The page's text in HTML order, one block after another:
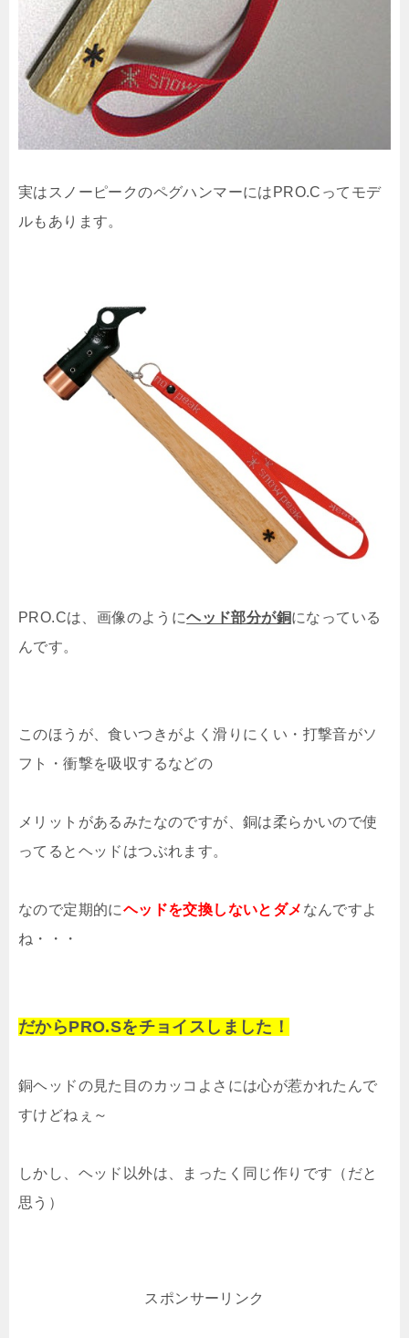
実はスノーピークのペグハンマーにはPRO.Cってモデ
ルもあります。
PRO.Cは、画像のようにヘッド部分が銅になっている
んです。
このほうが、食いつきがよく滑りにくい・打撃音がソ
フト・衝撃を吸収するなどの
メリットがあるみたなのですが、銅は柔らかいので使
ってるとヘッドはつぶれます。
なので定期的にヘッドを交換しないとダメ なんですよ
ね・・・
だからPRO.Sをチョイスしました！
銅ヘッドの見た目のカッコよさには心が惹かれたんで
すけどねぇ～
しかし、ヘッド以外は、まったく同じ作りです（だと
思う）
スポンサーリンク